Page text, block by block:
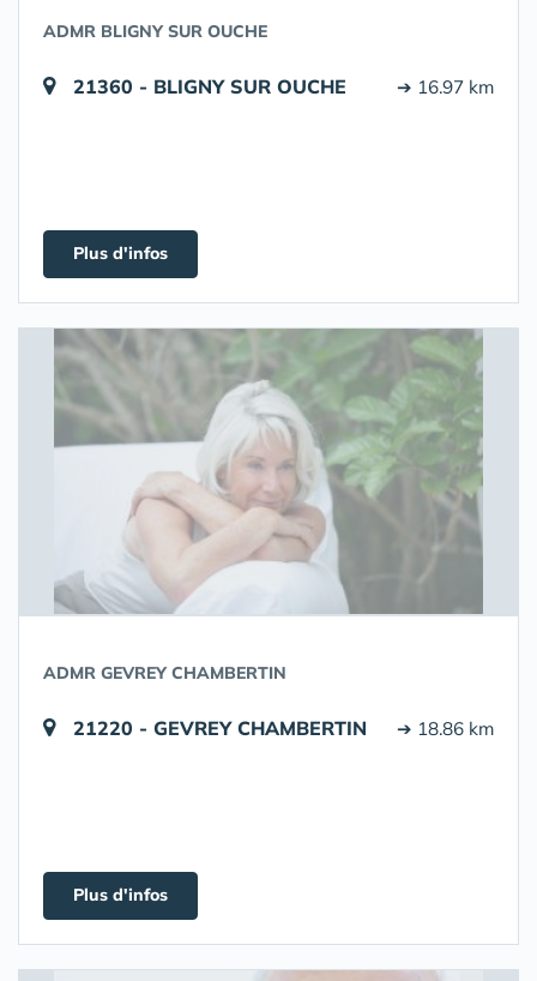
ADMR BLIGNY SUR OUCHE
21360 - BLIGNY SUR OUCHE ➔ 16.97 km
Plus d'infos
ADMR GEVREY CHAMBERTIN
21220 - GEVREY CHAMBERTIN ➔ 18.86 km
Plus d'infos